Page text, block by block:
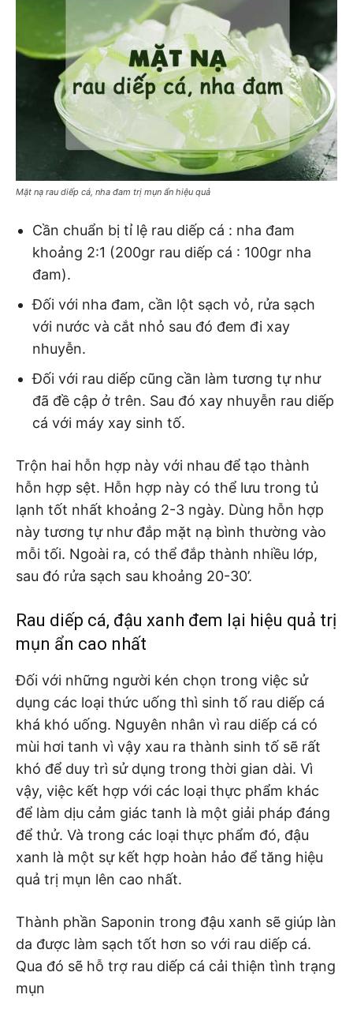
Mặt nạ rau diếp cá, nha đam trị mụn ẩn hiệu quả
Cần chuẩn bị tỉ lệ rau diếp cá : nha đam
khoảng 2:1 (200gr rau diếp cá : 100gr nha
đam).
Đối với nha đam, cần lột sạch vỏ, rửa sạch
với nước và cắt nhỏ sau đó đem đi xay
nhuyễn.
Đối với rau diếp cũng cần làm tương tự như
đã đề cập ở trên. Sau đó xay nhuyễn rau diếp
cá với máy xay sinh tố.
Trộn hai hỗn hợp này với nhau để tạo thành
hỗn hợp sệt. Hỗn hợp này có thể lưu trong tủ
lạnh tốt nhất khoảng 2-3 ngày. Dùng hỗn hợp
này tương tự như đắp mặt nạ bình thường vào
mỗi tối. Ngoài ra, có thể đắp thành nhiều lớp,
sau đó rửa sạch sau khoảng 20-30’.
Rau diếp cá, đậu xanh đem lại hiệu quả trị
mụn ẩn cao nhất
Đối với những người kén chọn trong việc sử
dụng các loại thức uống thì sinh tố rau diếp cá
khá khó uống. Nguyên nhân vì rau diếp cá có
mùi hơi tanh vì vậy xau ra thành sinh tố sẽ rất
khó để duy trì sử dụng trong thời gian dài. Vì
vậy, việc kết hợp với các loại thực phẩm khác
để làm dịu cảm giác tanh là một giải pháp đáng
để thử. Và trong các loại thực phẩm đó, đậu
xanh là một sự kết hợp hoàn hảo để tăng hiệu
quả trị mụn lên cao nhất.
Thành phần Saponin trong đậu xanh sẽ giúp làn
da được làm sạch tốt hơn so với rau diếp cá.
Qua đó sẽ hỗ trợ rau diếp cá cải thiện tình trạng
mụn